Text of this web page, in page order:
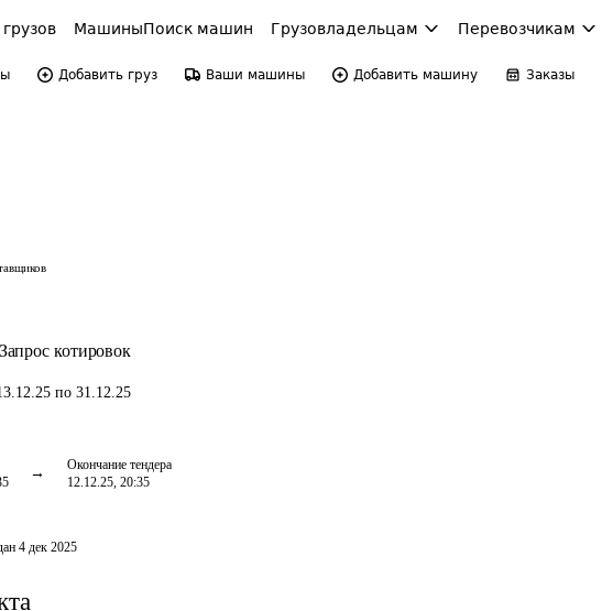
МашиныПоиск машин Грузовладельцам Перевозчикам
Добавить груз Ваши машины Добавить машину Заказы
Запрос котировок
по 31.12.25
Окончание тендера
12.12.25, 20:35
4 дек 2025